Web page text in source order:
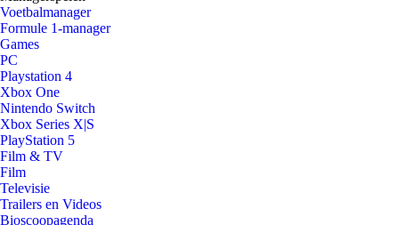
Voetbalmanager
Formule 1-manager
Games
PC
Playstation 4
Xbox One
Nintendo Switch
Xbox Series X|S
PlayStation 5
Film & TV
Film
Televisie
Trailers en Videos
Bioscoopagenda